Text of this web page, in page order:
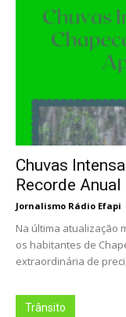
Chuvas
Recorde
Jornalismo Rádio Efapi
Na última atualização
os habitantes de
extraordinária de
Trânsito